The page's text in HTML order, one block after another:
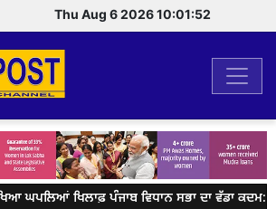
Thu Aug 6 2026 10:01:52
ਘਪਲਿਆਂ ਖਿਲਾਫ਼ ਪੰਜਾਬ ਵਿਧਾਨ ਸਭਾ ਦਾ ਵੱਡਾ ਕਦਮ: